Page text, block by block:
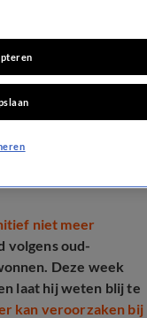
niet meer
volgens oud-
Deze week
laat hij weten blij te
kan veroorzaken bij